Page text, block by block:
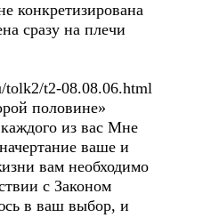
конкретизирована
сразу на плечи
t2-08.08.06.html
половине»
из вас Мне
ваше и
вам необходимо
с Законом
в ваш выбор, и